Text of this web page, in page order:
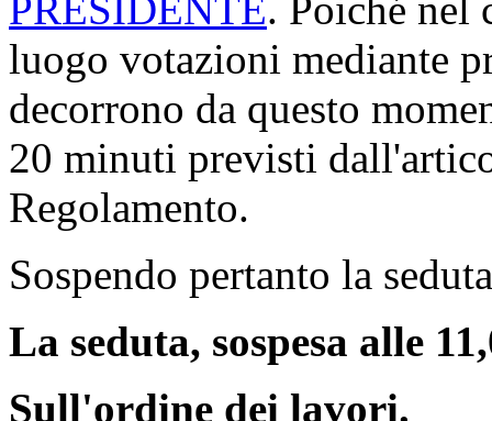
PRESIDENTE. Comunico
comma 2, del
decorrere dalla seduta
come risulta dall'elenco
che sarà pubblicato nell'
della seduta odierna
saranno pubblicate nell'
odierna).